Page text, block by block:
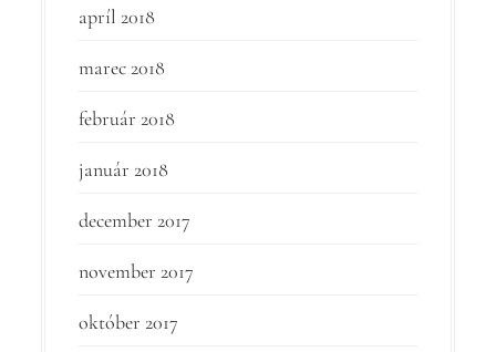
apríl 2018
marec 2018
február 2018
január 2018
december 2017
november 2017
október 2017